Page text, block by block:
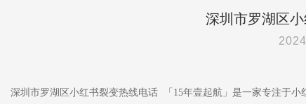
深圳市罗湖区
深圳市罗湖区小红书裂变热线电话 「15年壹起航」是一家专注于